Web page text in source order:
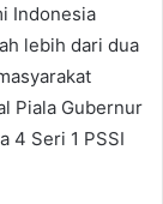
Indonesia
lebih dari dua
Piala Gubernur
4 Seri 1 PSSI